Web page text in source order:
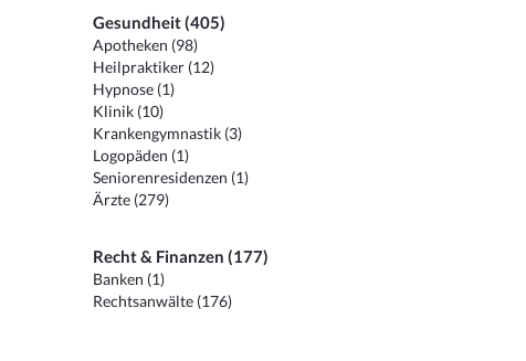
Gesundheit (405)
Apotheken (98)
Heilpraktiker (12)
Hypnose (1)
Klinik (10)
Krankengymnastik (3)
Logopäden (1)
Seniorenresidenzen (1)
Ärzte (279)
Recht & Finanzen (177)
Banken (1)
Rechtsanwälte (176)